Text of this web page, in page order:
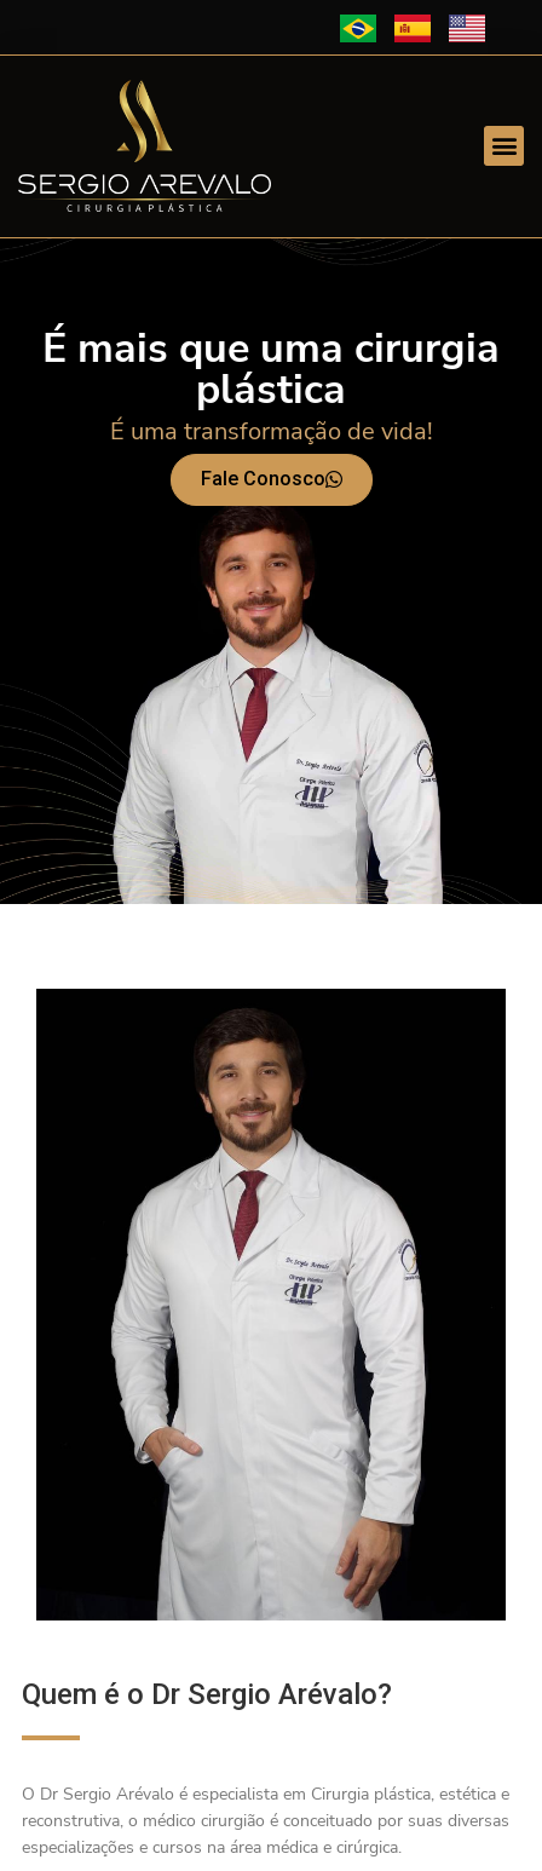
É mais que uma cirurgia
plástica
É uma transformação de vida!
Fale Conosco
Quem é o Dr Sergio Arévalo?
O Dr Sergio Arévalo é especialista em Cirurgia plástica, estética e
reconstrutiva, o médico cirurgião é conceituado por suas diversas
especializações e cursos na área médica e cirúrgica.